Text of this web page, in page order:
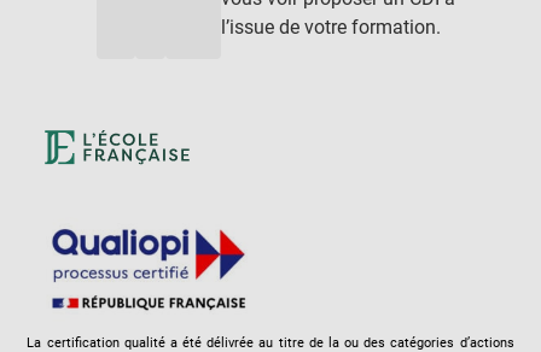
l’issue de votre formation.
La certification qualité a été délivrée au titre de la ou des catégories d’actions